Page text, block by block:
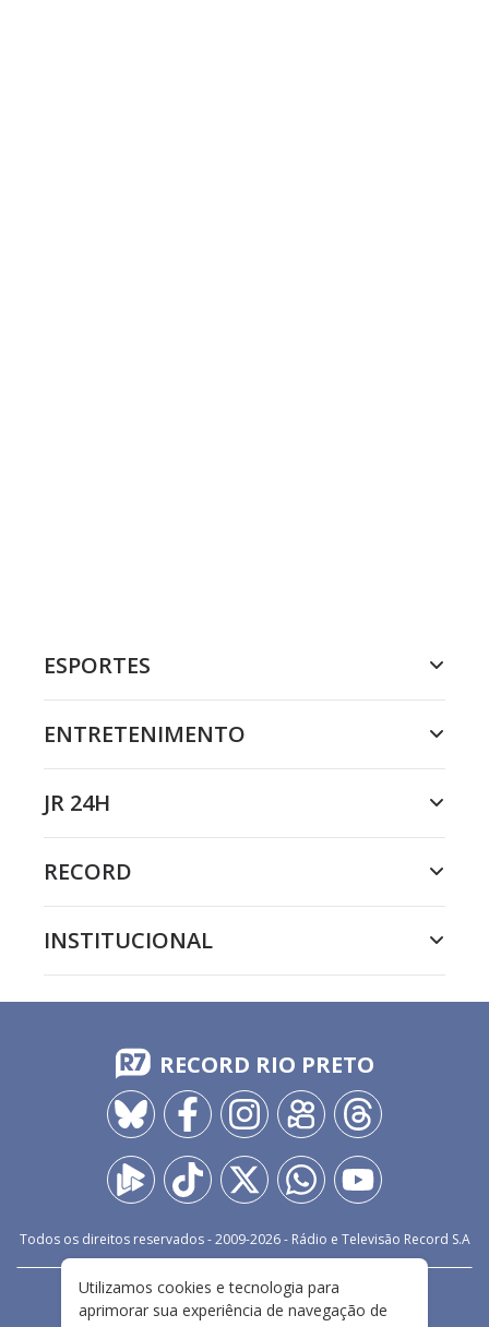
ESPORTES
ENTRETENIMENTO
JR 24H
RECORD
INSTITUCIONAL
RECORD RIO PRETO
Todos os direitos reservados - 2009-2026- Rádio e Televisão Record S.A
FALE CONOSCO
PRIVACIDADE
Utilizamos cookies e tecnologia para
aprimorar sua experiência de navegação de